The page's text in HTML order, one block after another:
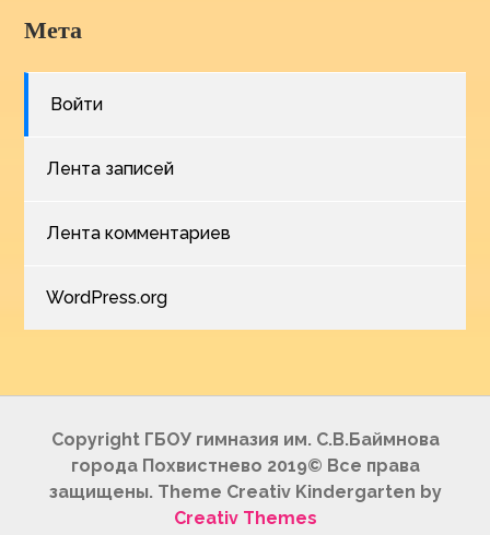
Мета
Войти
Лента записей
Лента комментариев
WordPress.org
Copyright ГБОУ гимназия им. С.В.Баймнова
города Похвистнево 2019© Все права
защищены. Theme Creativ Kindergarten by
Creativ Themes